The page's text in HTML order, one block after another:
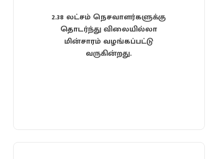
2.38 லட்சம் நெசவாளர்களுக்கு
தொடர்ந்து விலையில்லா
மின்சாரம் வழங்கப்பட்டு
வருகின்றது.